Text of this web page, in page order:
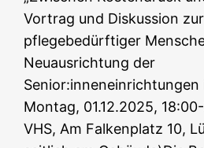
Vortrag und Diskussion
pflegebedürftiger
Neuausrichtung der
Senior:inneneinrichtungen
Montag, 01.12.2025,
VHS, Am Falkenplatz 10,